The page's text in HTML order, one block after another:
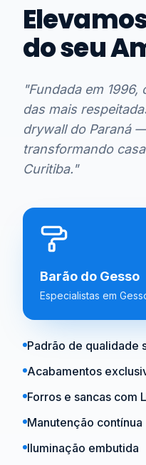
do seu
"Fundada em 1996,
das mais
drywall do Paraná
transformando
Curitiba."
Barão do Gesso
Especialistas em
Padrão de qualidade
Acabamentos
Forros e sancas com
Manutenção contínua
Iluminação embutida